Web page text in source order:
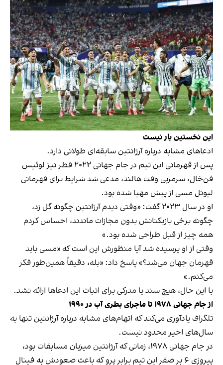
این نخستین بار نیست
ادعاهای مشابه درباره آرژانتین سابقه‌ای طولانی دارد.
پس از قهرمانی این تیم در جام جهانی ۲۰۲۲ قطر نیز لوئیس
فن‌خال، سرمربی وقت هالند، مدعی شد شرایط برای قهرمانی
لیونل مسی از پیش مهیا شده بود.
او در سال ۲۰۲۳ گفت: «وقتی دیدم آرژانتین چگونه گل زد،
چگونه برخی بازیکنانش بدون مجازات ماندند، احساس کردم
همه چیز از قبل طراحی شده بود.»
وقتی از او پرسیده شد آیا منظورش این است که «مسی باید
قهرمان جهان می‌شد؟» پاسخ داد: «بله، دقیقاً همین‌طور فکر
می‌کنم.»
با این حال، هیچ سند یا مدرکی برای اثبات این ادعاها ارائه نشد.
از جام جهانی ۱۹۷۸ تا ماجرای بطری آب در ۱۹۹۰
تلگراف یادآوری می‌کند که اتهام‌های مشابه درباره آرژانتین تنها به
سال‌های اخیر محدود نیست.
در جام جهانی ۱۹۷۸، زمانی که آرژانتین میزبان مسابقات بود،
پیروزی ۶ بر صفر این تیم برابر پرو که باعث صعودش به فینال